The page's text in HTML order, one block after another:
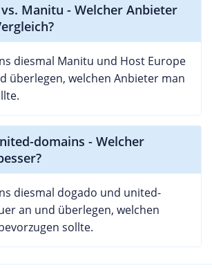
Manitu - Welcher Anbieter
diesmal Manitu und Host Europe
überlegen, welchen Anbieter man
domains - Welcher
diesmal dogado und united-
an und überlegen, welchen
sollte.